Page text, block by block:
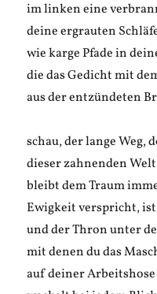
im linken eine
deine ergrauten
wie karge Pfade in
die das Gedicht mit
aus der entzündeten
schau, der lange Weg,
dieser zahnenden
bleibt dem Traum
Ewigkeit verspricht,
und der Thron unter
mit denen du das
auf deiner